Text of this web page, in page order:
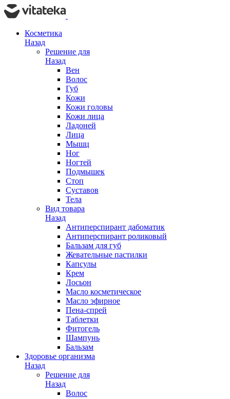
Косметика
Назад
Решение для
Назад
Вен
Волос
Губ
Кожи
Кожи головы
Кожи лица
Ладоней
Лица
Мышц
Ног
Ногтей
Подмышек
Стоп
Суставов
Тела
Вид товара
Назад
Антиперспирант дабоматик
Антиперспирант роликовый
Бальзам для губ
Жевательные пастилки
Капсулы
Крем
Лосьон
Масло косметическое
Масло эфирное
Пена-спрей
Таблетки
Фитогель
Шампунь
Бальзам
Здоровье организма
Назад
Решение для
Назад
Волос